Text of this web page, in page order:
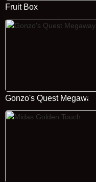
Fruit Box
Gonzo's Quest Megaways